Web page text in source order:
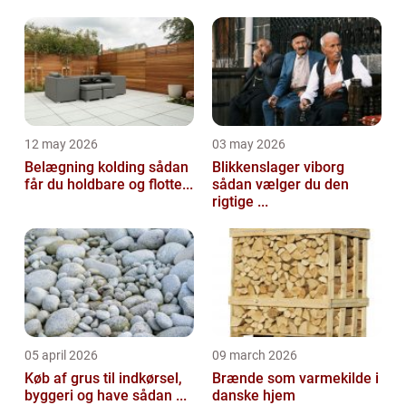
12 may 2026
Belægning kolding sådan
får du holdbare og flotte...
03 may 2026
Blikkenslager viborg
sådan vælger du den
rigtige ...
05 april 2026
Køb af grus til indkørsel,
byggeri og have sådan ...
09 march 2026
Brænde som varmekilde i
danske hjem